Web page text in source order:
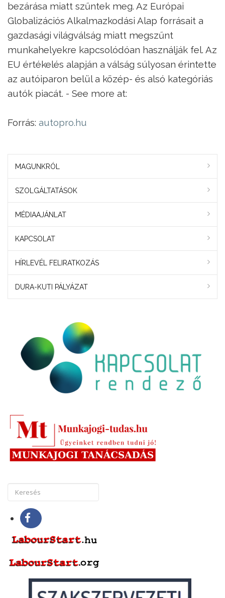
bezárása miatt szűntek meg. Az Európai
Globalizációs Alkalmazkodási Alap forrásait a
gazdasági világválság miatt megszűnt
munkahelyekre kapcsolódóan használják fel. Az
EU értékelés alapján a válság súlyosan érintette
az autóiparon belül a közép- és alsó kategóriás
autók piacát. - See more at:
Forrás: autopro.hu
MAGUNKRÓL
SZOLGÁLTATÁSOK
MÉDIAAJÁNLAT
KAPCSOLAT
HÍRLEVÉL FELIRATKOZÁS
DURA-KUTI PÁLYÁZAT